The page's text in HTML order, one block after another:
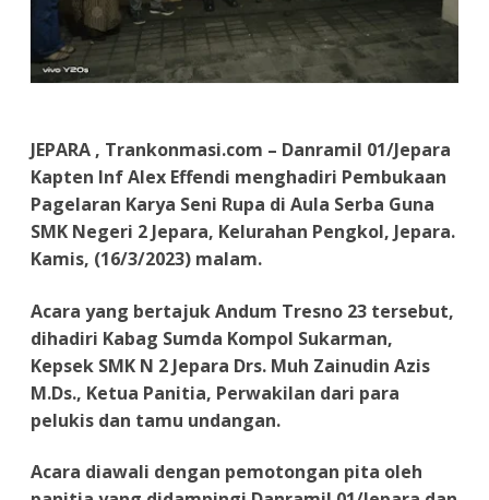
JEPARA , Trankonmasi.com – Danramil 01/Jepara
Kapten Inf Alex Effendi menghadiri Pembukaan
Pagelaran Karya Seni Rupa di Aula Serba Guna
SMK Negeri 2 Jepara, Kelurahan Pengkol, Jepara.
Kamis, (16/3/2023) malam.
Acara yang bertajuk Andum Tresno 23 tersebut,
dihadiri Kabag Sumda Kompol Sukarman,
Kepsek SMK N 2 Jepara Drs. Muh Zainudin Azis
M.Ds., Ketua Panitia, Perwakilan dari para
pelukis dan tamu undangan.
Acara diawali dengan pemotongan pita oleh